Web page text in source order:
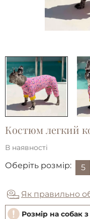
Костюм легкий
В наявності
Оберіть розмір: 5
Як правильно
Розмір на собак